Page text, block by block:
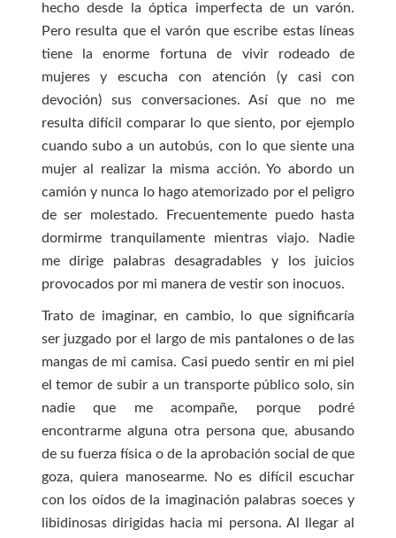
hecho desde la óptica imperfecta de un varón.
Pero resulta que el varón que escribe estas líneas
tiene la enorme fortuna de vivir rodeado de
mujeres y escucha con atención (y casi con
devoción) sus conversaciones. Así que no me
resulta difícil comparar lo que siento, por ejemplo
cuando subo a un autobús, con lo que siente una
mujer al realizar la misma acción. Yo abordo un
camión y nunca lo hago atemorizado por el peligro
de ser molestado. Frecuentemente puedo hasta
dormirme tranquilamente mientras viajo. Nadie
me dirige palabras desagradables y los juicios
provocados por mi manera de vestir son inocuos.
Trato de imaginar, en cambio, lo que significaría
ser juzgado por el largo de mis pantalones o de las
mangas de mi camisa. Casi puedo sentir en mi piel
el temor de subir a un transporte público solo, sin
nadie que me acompañe, porque podré
encontrarme alguna otra persona que, abusando
de su fuerza física o de la aprobación social de que
goza, quiera manosearme. No es difícil escuchar
con los oídos de la imaginación palabras soeces y
libidinosas dirigidas hacia mi persona. Al llegar al